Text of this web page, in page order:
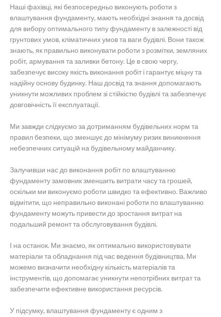
Наші фахівці, які безпосередньо виконують роботи з
влаштування фундаменту, мають необхідні знання та досвід
для вибору оптимального типу фундаменту в залежності від
грунтових умов, кліматичних умов та ваги будівлі. Вони також
знають, як правильно виконувати роботи з розмітки, земляних
робіт, армування та заливки бетону. Це в свою чергу,
забезпечує високу якість виконання робіт і гарантує міцну та
надійну основу будинку. Наш досвід та знання допомагають
уникнути можливих проблем зі стійкістю будівлі та забезпечує
довговічність її експлуатації.
Ми завжди слідкуємо за дотриманням будівельних норм та
правил безпеки, що зменшує до мінімуму ризик виникнення
небезпечних ситуацій на будівельному майданчику.
Залучивши нас до виконання робіт по влаштуванню
фундаменту замовник зменшить витрати часу та грошей,
оскільки ми виконуємо роботи швидко та ефективно. Важливо
відмітити, що неправильно виконані роботи по влаштуванню
фундаменту можуть привести до зростання витрат на
подальший ремонт та обслуговування будівлі.
І на останок. Ми знаємо, як оптимально використовувати
матеріали та обладнання під час ведення будівництва. Ми
можемо визначити необхідну кількість матеріалів та
інструментів, що допомагає уникнути непотрібних витрат та
забезпечити ефективне використання ресурсів.
У підсумку, влаштування фундаменту є одним з